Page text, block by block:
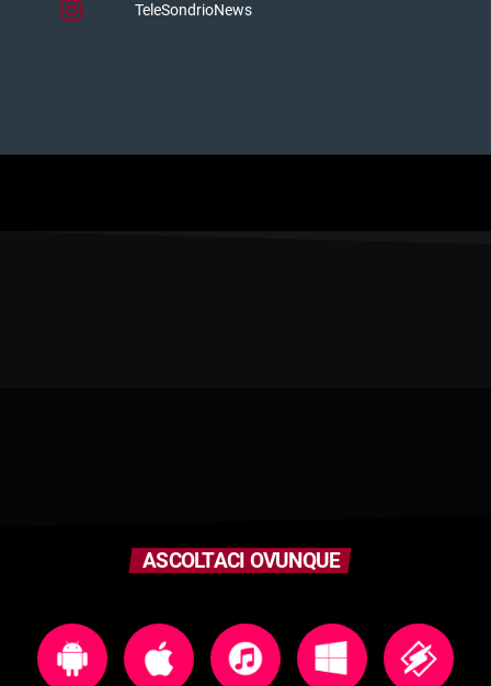
TeleSondrioNews
ASCOLTACI OVUNQUE